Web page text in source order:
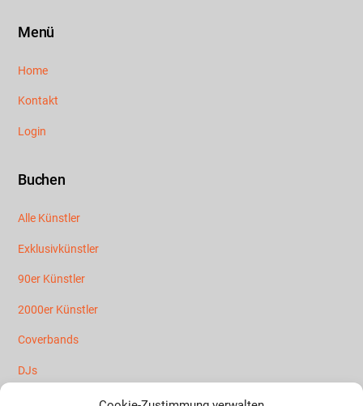
Menü
Home
Kontakt
Login
Buchen
Alle Künstler
Exklusivkünstler
90er Künstler
2000er Künstler
Coverbands
DJs
Mallorca Künstler